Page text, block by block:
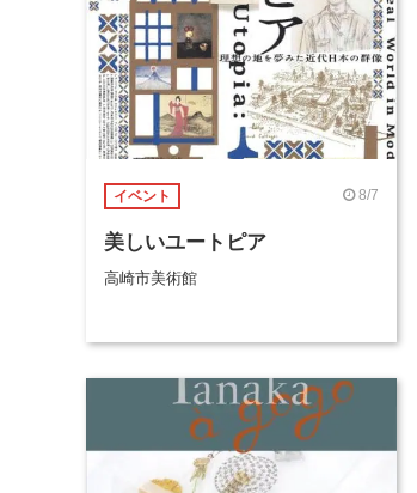
イベント 8/7
美しいユートピア
高崎市美術館